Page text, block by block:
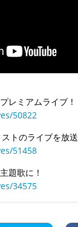
レミアムライブ！
50822
トのライブを放送
51458
題歌に！
34575